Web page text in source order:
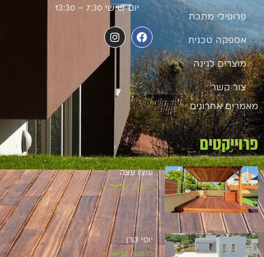
פרופילי מתכת
אספקה טכנית
מוצרים לגינה
צור קשר
מאמרים אחרונים
יום שישי 7:30 – 13:30
פרוייקטים
עוצו עצה
להמשך קריאה »
יוסי קרן
להמשך קריאה »